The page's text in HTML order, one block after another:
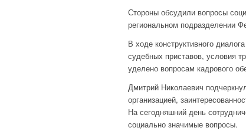
Стороны обсудили вопросы
региональном подразделении
В ходе конструктивного
судебных приставов, условия
уделено вопросам кадрового
Дмитрий Николаевич
организацией,
На сегодняшний день
социально значимые вопросы.